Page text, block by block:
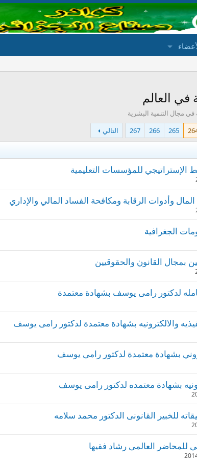
في العالم
مجال التنمية البشرية
265
266
267 التالي
الإستراتيجي للمؤسسات التعليمية
وأدوات الرقابة ومكافحة الفساد المالي والإداري
الجغرافية
بمجال القانون والحقوقيين
لدكتور رامى يوسف بشهادة معتمدة
والالكترونيه بشهادة معتمدة لدكتور رامى يوسف
بشهادة معتمدة لدكتور رامى يوسف
بشهادة معتمده لدكتور رامى يوسف
للخبير القانونى الدكتور محمد سلامه
للمحاضر العالمى رشاد فقيها